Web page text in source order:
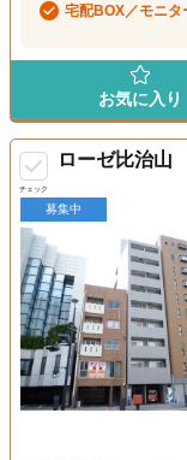
宅配BOX／モニタ
お気に入り
チェック
ローゼ比治山
募集中